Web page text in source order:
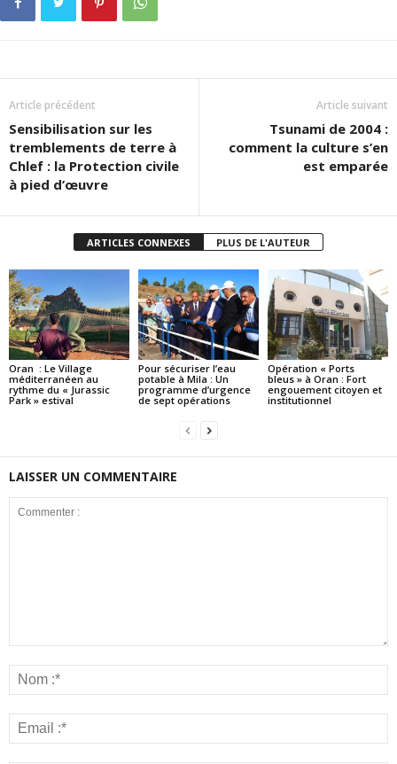
Article précédent
Sensibilisation sur les
tremblements de terre à
Chlef : la Protection civile
à pied d’œuvre
Article suivant
Tsunami de 2004 :
comment la culture s’en
est emparée
ARTICLES CONNEXES PLUS DE L'AUTEUR
Oran : Le Village
méditerranéen au
rythme du « Jurassic
Park » estival
Pour sécuriser l’eau
potable à Mila : Un
programme d’urgence
de sept opérations
Opération « Ports
bleus » à Oran : Fort
engouement citoyen et
institutionnel
LAISSER UN COMMENTAIRE